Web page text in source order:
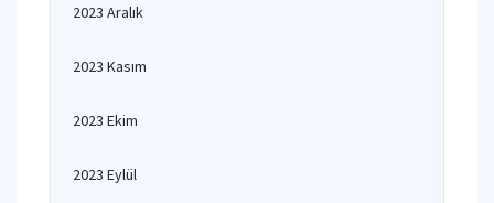
2023 Aralık
2023 Kasım
2023 Ekim
2023 Eylül